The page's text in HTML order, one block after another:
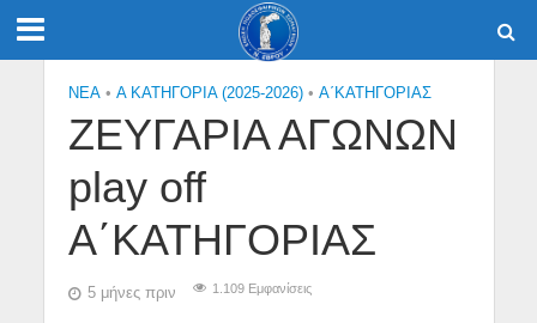
NEA • Α ΚΑΤΗΓΟΡΙΑ (2025-2026) • Α΄ΚΑΤΗΓΟΡΙΑΣ
ΖΕΥΓΑΡΙΑ ΑΓΩΝΩΝ
play off
Α΄ΚΑΤΗΓΟΡΙΑΣ
5 μήνες πριν 1.109 Εμφανίσεις